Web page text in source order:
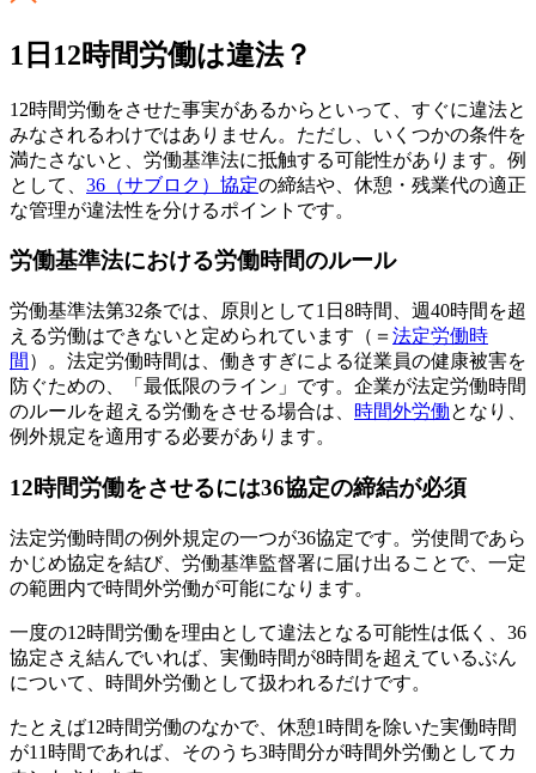
1日12時間労働は違法？
12時間労働をさせた事実があるからといって、すぐに違法と
みなされるわけではありません。ただし、いくつかの条件を
満たさないと、労働基準法に抵触する可能性があります。例
として、 36（サブロク）協定の締結や、休憩・残業代の適正
な管理が違法性を分けるポイントです。
労働基準法における労働時間のルール
労働基準法第32条では、原則として1日8時間、週40時間を超
える労働はできないと定められています（＝ 法定労働時
間 ）。法定労働時間は、働きすぎによる従業員の健康被害を
防ぐための、「最低限のライン」です。企業が法定労働時間
のルールを超える労働をさせる場合は、 時間外労働となり、
例外規定を適用する必要があります。
12時間労働をさせるには36協定の締結が必須
法定労働時間の例外規定の一つが36協定です。労使間であら
かじめ協定を結び、労働基準監督署に届け出ることで、一定
の範囲内で時間外労働が可能になります。
一度の12時間労働を理由として違法となる可能性は低く、36
協定さえ結んでいれば、実働時間が8時間を超えているぶん
について、時間外労働として扱われるだけです。
たとえば12時間労働のなかで、休憩1時間を除いた実働時間
が11時間であれば、そのうち3時間分が時間外労働としてカ